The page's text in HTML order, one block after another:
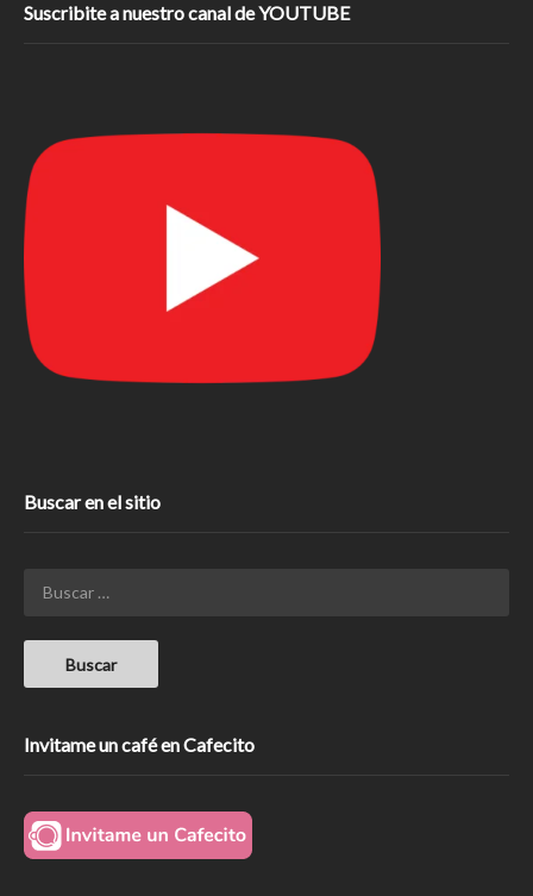
Suscribite a nuestro canal de YOUTUBE
Buscar en el sitio
Invitame un café en Cafecito